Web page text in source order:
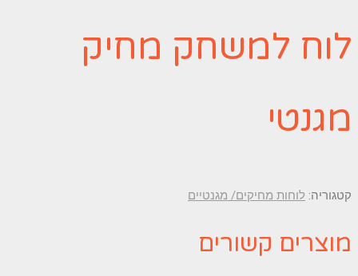
לוח למשחק מחיק
מגנטי
קטגוריה: לוחות מחיקים/ מגנטיים
מוצרים קשורים